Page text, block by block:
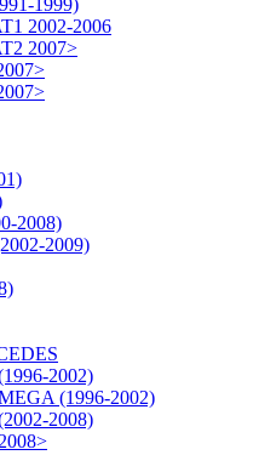
1999)
2002-2006
2007>
2008)
2009)
2002)
(1996-2002)
2008)